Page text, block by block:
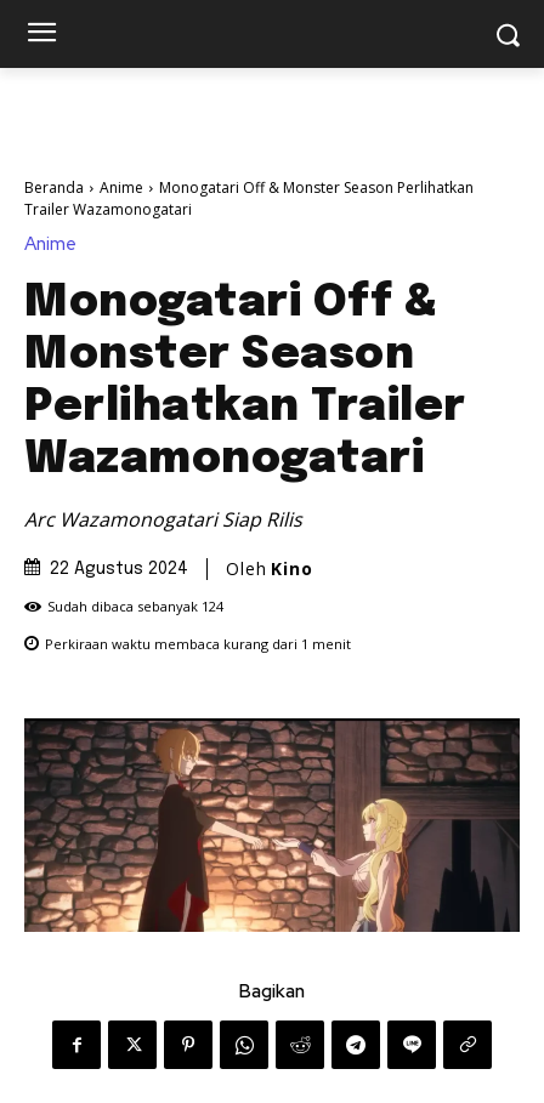
Beranda Anime
Monogatari Off & Monster Season Perlihatkan
Trailer Wazamonogatari
Anime
Monogatari Off &
Monster Season
Perlihatkan Trailer
Wazamonogatari
Arc Wazamonogatari Siap Rilis
22 Agustus 2024 Oleh Kino
Sudah dibaca sebanyak 124
Perkiraan waktu membaca kurang dari 1 menit
Bagikan